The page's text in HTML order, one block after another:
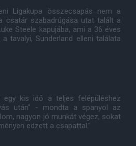
Ligakupa összecsapás nem a
csatár szabadrúgása utat talált a
Steele kapujába, ami a 36 éves
tavalyi, Sunderland elleni találata
egy kis idő a teljes felépüléshez
után" - mondta a spanyol az
nagyon jó munkát végez, sokat
edzett a csapattal."